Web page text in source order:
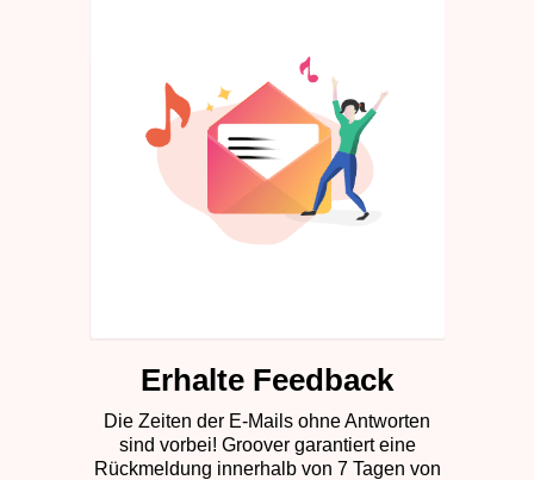
Erhalte Feedback
Die Zeiten der E-Mails ohne Antworten
sind vorbei! Groover garantiert eine
Rückmeldung innerhalb von 7 Tagen von